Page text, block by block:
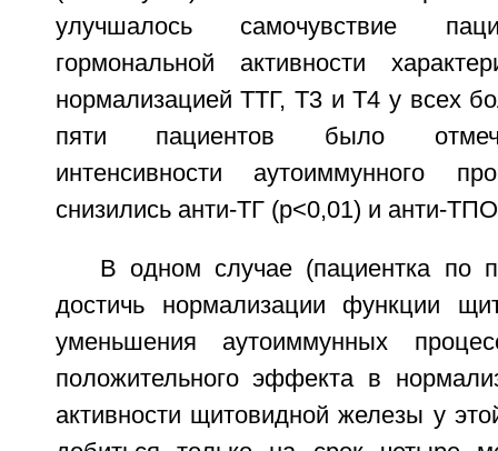
улучшалось самочувствие
гормональной активности
нормализацией ТТГ, Т3 и Т4 у всех
пяти пациентов было
интенсивности аутоиммунного
снизились анти-ТГ (р<0,01) и анти-
В одном случае (пациентка
достичь нормализации функции
уменьшения аутоиммунных
положительного эффекта в
активности щитовидной железы у